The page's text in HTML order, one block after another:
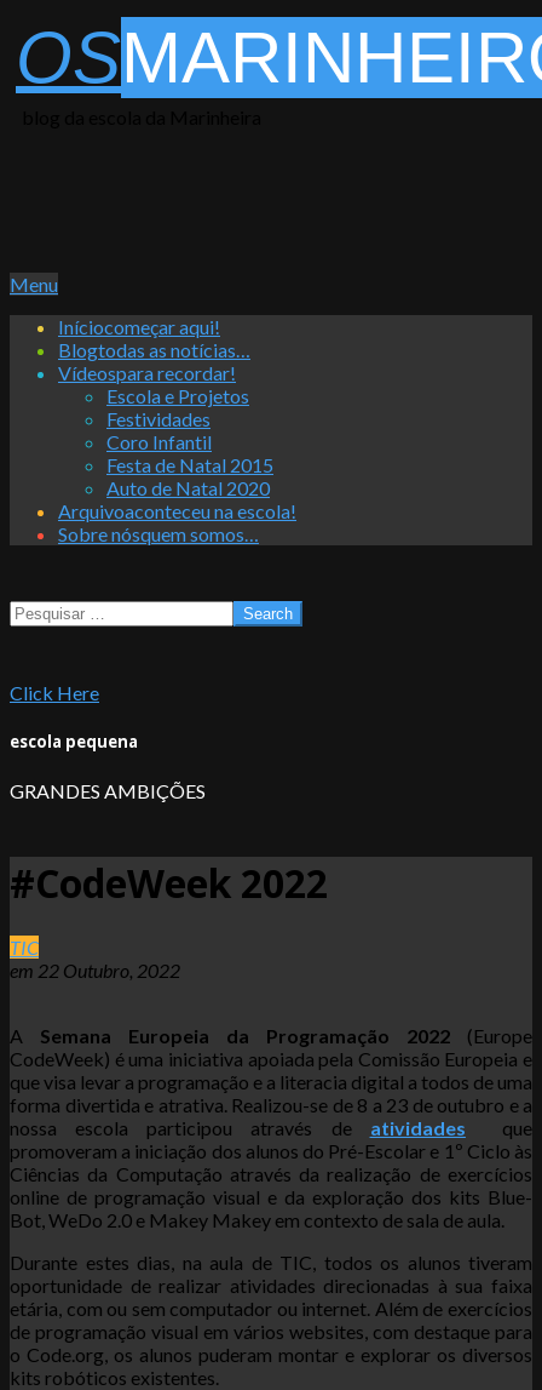
to
content
OS
Primary
Menu
Menu
Iníciocomeçar aqui!
Blogtodas as notícias…
Vídeospara recordar!
Escola e Projetos
Festividades
Coro Infantil
Festa de Natal 2015
Auto de Natal 2020
Arquivoaconteceu na escola!
Sobre nósquem somos…
Search
Click Here
escola pequena
GRANDES AMBIÇÕES
#CodeWeek 2022
TIC
em 22 Outubro, 2022
A Semana Europeia da Programação 2022 (Europe
CodeWeek) é uma iniciativa apoiada pela Comissão Europeia e
que visa levar a programação e a literacia digital a todos de uma
forma divertida e atrativa. Realizou-se de 8 a 23 de outubro e a
nossa escola participou através de atividades que
promoveram a iniciação dos alunos do Pré-Escolar e 1º Ciclo às
Ciências da Computação através da realização de exercícios
online de programação visual e da exploração dos kits Blue-
Bot, WeDo 2.0 e Makey Makey em contexto de sala de aula.
Durante estes dias, na aula de TIC, todos os alunos tiveram
oportunidade de realizar atividades direcionadas à sua faixa
etária, com ou sem computador ou internet. Além de exercícios
de programação visual em vários websites, com destaque para
o Code.org, os alunos puderam montar e explorar os diversos
kits robóticos existentes.